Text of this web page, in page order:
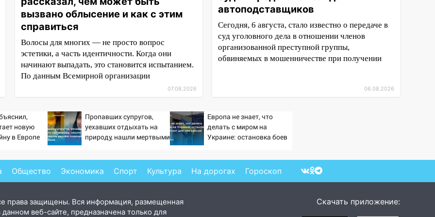
вызвано облысение и как с этим
справиться
Волосы для многих — не просто вопрос
эстетики, а часть идентичности. Когда они
начинают выпадать, это становится испытанием.
По данным Всемирной организации
07.08.2026
автоподставщиков
Сегодня, 6 августа, стало известно о передаче в
суд уголовного дела в отношении членов
организованной преступной группы,
обвиняемых в мошенничестве при получении
06.08.2026
новую
в Европе
Пропавших супругов,
уехавших отдыхать на
природу, нашли мертвыми
Европа не знает, что
делать с миром на
Украине: остановка боев
Общество Экономика Спорт Культура На дорогах Гороскоп
права защищены. Вся информация, размещенная
данном веб-сайте, предназначена только для
Скачать приложение: